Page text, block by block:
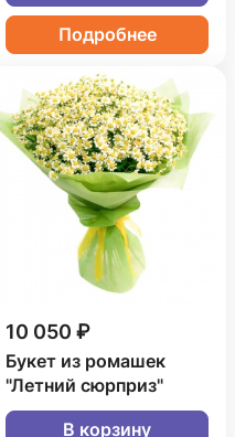
Подробнее
10 050 ₽
Букет из ромашек
"Летний сюрприз"
В корзину